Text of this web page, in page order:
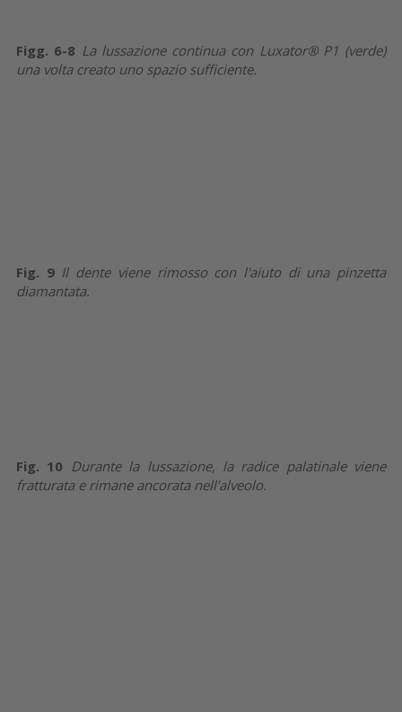
Figg. 6-8 La lussazione continua con Luxator® P1 (verde)
una volta creato uno spazio sufficiente.
Fig. 9 Il dente viene rimosso con l'aiuto di una pinzetta
diamantata.
Fig. 10 Durante la lussazione, la radice palatinale viene
fratturata e rimane ancorata nell’alveolo.